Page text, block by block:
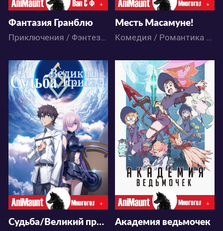
+
Фантазия Гранблю
Приключения / Фэнтези / Аниме
+
Месть Масамуне!
Комедия / Романтика / Сёнэн / Школа / Аниме
31657
12 23
+
Судьба/Великий приказ
27951
4 42
+
Академия ведьмочек